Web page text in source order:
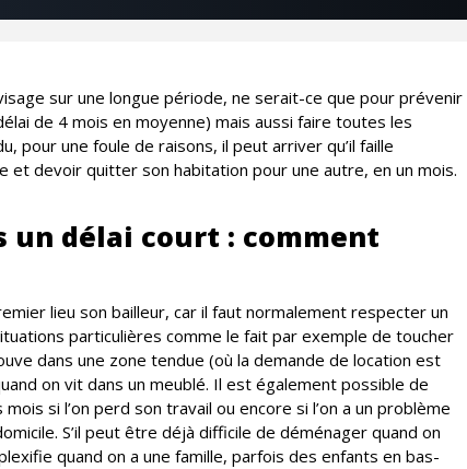
sur une longue période, ne serait-ce que pour prévenir
de 4 mois en moyenne) mais aussi faire toutes les
pour une foule de raisons, il peut arriver qu’il faille
et devoir quitter son habitation pour une autre, en un mois.
un délai court : comment
lieu son bailleur, car il faut normalement respecter un
particulières comme le fait par exemple de toucher
dans une zone tendue (où la demande de location est
on vit dans un meublé. Il est également possible de
si l’on perd son travail ou encore si l’on a un problème
S’il peut être déjà difficile de déménager quand on
quand on a une famille, parfois des enfants en bas-